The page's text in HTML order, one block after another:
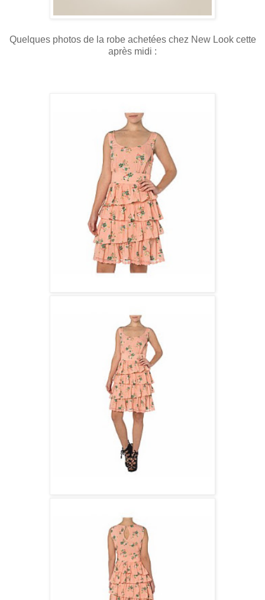
Quelques photos de la robe achetées chez New Look cette
après midi :